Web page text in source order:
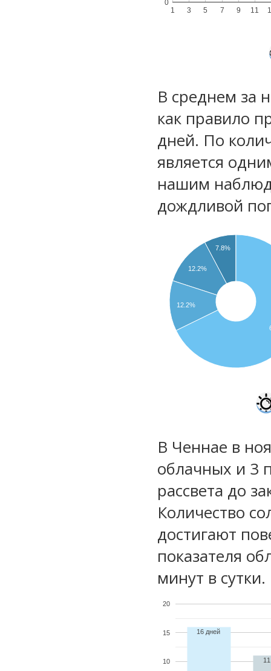
1 3 5 7 9 11
0
В среднем за
как правило
дней. По
является
нашим
дождливой
7.8%
12.2%
12.2%
В Ченнае в
облачных и 3
рассвета до
Количество
достигают
показателя
минут в сутки.
10
15
20
16 дней